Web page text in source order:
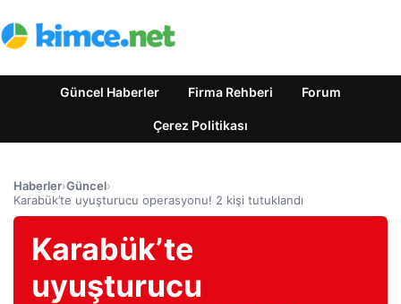
Güncel Haberler Firma Rehberi Forum
Çerez Politikası
Haberler›Güncel›
Karabük’te uyuşturucu operasyonu! 2 kişi tutuklandı
Karabük’te
uyuşturucu